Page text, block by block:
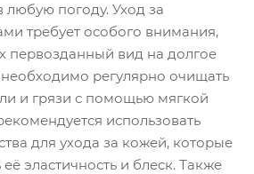
погоду. Уход за
требует особого внимания,
первозданный вид на долгое
регулярно очищать
и грязи с помощью мягкой
использовать
для ухода за кожей, которые
эластичность и блеск. Также